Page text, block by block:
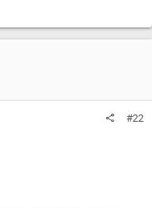
#22